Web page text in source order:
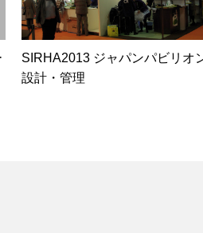
SIRHA2013 ジャパンパビリオ
設計・管理